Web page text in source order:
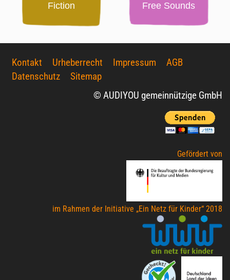
Fiction Free Sounds
Kontakt Urheberrecht Impressum
AGB
Datenschutz
Sitemap
© AUDIYOU gemeinnützige GmbH
Gefördert von
im Rahmen der Initiative „Ein Netz für Kinder“ 2018